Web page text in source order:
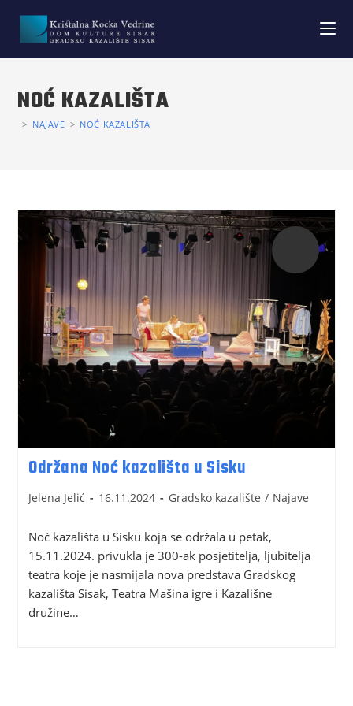
NOĆ KAZALIŠTA
> NAJAVE > NOĆ KAZALIŠTA
Održana Noć kazališta u Sisku
Jelena Jelić 16.11.2024 Gradsko kazalište / Najave
Noć kazališta u Sisku koja se održala u petak,
15.11.2024. privukla je 300-ak posjetitelja, ljubitelja
teatra koje je nasmijala nova predstava Gradskog
kazališta Sisak, Teatra Mašina igre i Kazališne
družine…